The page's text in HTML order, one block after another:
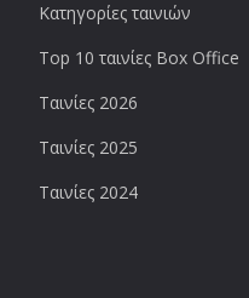
Κατηγορίες ταινιών
Top 10 ταινίες Box Office
Ταινίες 2026
Ταινίες 2025
Ταινίες 2024